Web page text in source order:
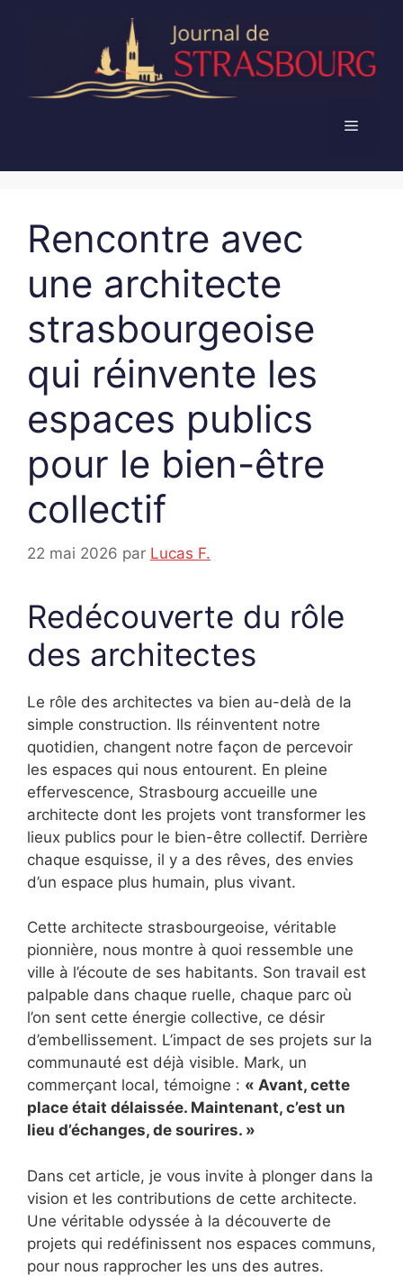
Menu
Rencontre avec
une architecte
strasbourgeoise
qui réinvente les
espaces publics
pour le bien-être
collectif
22 mai 2026 par Lucas F.
Redécouverte du rôle
des architectes
Le rôle des architectes va bien au-delà de la
simple construction. Ils réinventent notre
quotidien, changent notre façon de percevoir
les espaces qui nous entourent. En pleine
effervescence, Strasbourg accueille une
architecte dont les projets vont transformer les
lieux publics pour le bien-être collectif. Derrière
chaque esquisse, il y a des rêves, des envies
d’un espace plus humain, plus vivant.
Cette architecte strasbourgeoise, véritable
pionnière, nous montre à quoi ressemble une
ville à l’écoute de ses habitants. Son travail est
palpable dans chaque ruelle, chaque parc où
l’on sent cette énergie collective, ce désir
d’embellissement. L’impact de ses projets sur la
communauté est déjà visible. Mark, un
commerçant local, témoigne : « Avant, cette
place était délaissée. Maintenant, c’est un
lieu d’échanges, de sourires. »
Dans cet article, je vous invite à plonger dans la
vision et les contributions de cette architecte.
Une véritable odyssée à la découverte de
projets qui redéfinissent nos espaces communs,
pour nous rapprocher les uns des autres.